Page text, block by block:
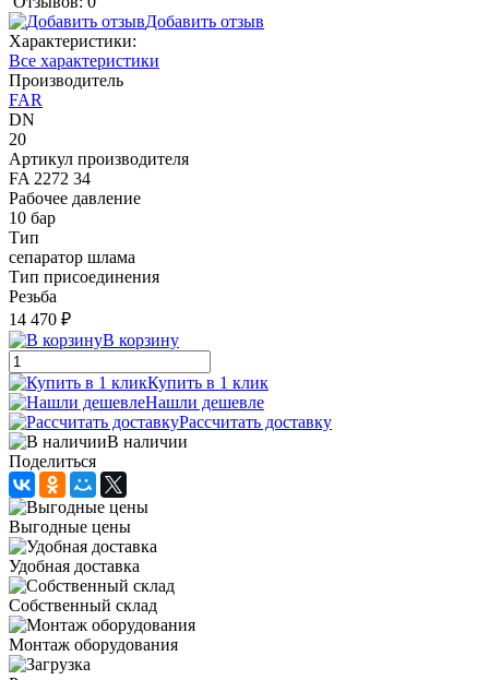
Добавить отзыв
Характеристики:
Все характеристики
Производитель
FAR
DN
20
Артикул производителя
FA 2272 34
Рабочее давление
10 бар
Тип
сепаратор шлама
Тип присоединения
Резьба
14 470 ₽
В корзину
Купить в 1 клик
Нашли дешевле
Рассчитать доставку
В наличии
Поделиться
Выгодные цены
Удобная доставка
Собственный склад
Монтаж оборудования